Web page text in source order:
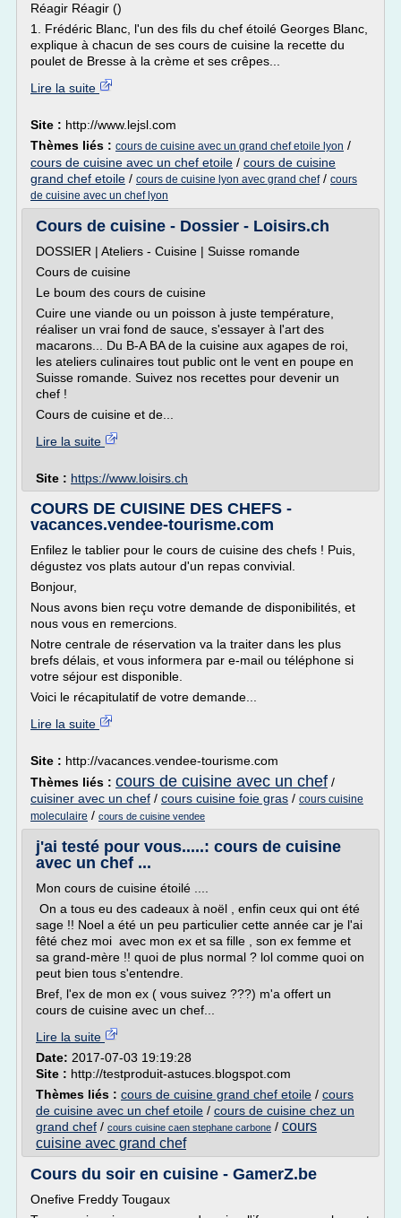
Réagir Réagir ()
1. Frédéric Blanc, l'un des fils du chef étoilé Georges Blanc,
explique à chacun de ses cours de cuisine la recette du
poulet de Bresse à la crème et ses crêpes...
Lire la suite
Site : http://www.lejsl.com
Thèmes liés : cours de cuisine avec un grand chef etoile lyon /
cours de cuisine avec un chef etoile / cours de cuisine
grand chef etoile / cours de cuisine lyon avec grand chef/ cours
de cuisine avec un chef lyon
Cours de cuisine - Dossier - Loisirs.ch
DOSSIER | Ateliers - Cuisine | Suisse romande
Cours de cuisine
Le boum des cours de cuisine
Cuire une viande ou un poisson à juste température,
réaliser un vrai fond de sauce, s'essayer à l'art des
macarons... Du B-A BA de la cuisine aux agapes de roi,
les ateliers culinaires tout public ont le vent en poupe en
Suisse romande. Suivez nos recettes pour devenir un
chef !
Cours de cuisine et de...
Lire la suite
Site : https://www.loisirs.ch
COURS DE CUISINE DES CHEFS -
vacances.vendee-tourisme.com
Enfilez le tablier pour le cours de cuisine des chefs ! Puis,
dégustez vos plats autour d'un repas convivial.
Bonjour,
Nous avons bien reçu votre demande de disponibilités, et
nous vous en remercions.
Notre centrale de réservation va la traiter dans les plus
brefs délais, et vous informera par e-mail ou téléphone si
votre séjour est disponible.
Voici le récapitulatif de votre demande...
Lire la suite
Site : http://vacances.vendee-tourisme.com
Thèmes liés : cours de cuisine avec un chef /
cuisiner avec un chef / cours cuisine foie gras / cours cuisine
moleculaire / cours de cuisine vendee
j'ai testé pour vous.....: cours de cuisine
avec un chef ...
Mon cours de cuisine étoilé ....
On a tous eu des cadeaux à noël , enfin ceux qui ont été
sage !! Noel a été un peu particulier cette année car je l'ai
fêté chez moi avec mon ex et sa fille , son ex femme et
sa grand-mère !! quoi de plus normal ? lol comme quoi on
peut bien tous s'entendre.
Bref, l'ex de mon ex ( vous suivez ???) m'a offert un
cours de cuisine avec un chef...
Lire la suite
Date: 2017-07-03 19:19:28
Site : http://testproduit-astuces.blogspot.com
Thèmes liés : cours de cuisine grand chef etoile / cours
de cuisine avec un chef etoile / cours de cuisine chez un
grand chef / cours cuisine caen stephane carbone / cours
cuisine avec grand chef
Cours du soir en cuisine - GamerZ.be
Onefive Freddy Tougaux